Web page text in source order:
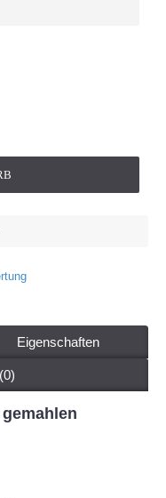
Eigenschaften